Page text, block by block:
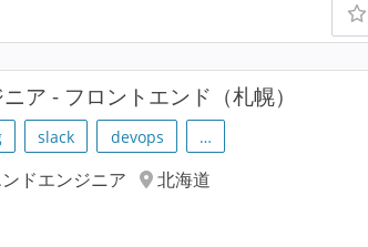
ア - フロントエンド（札幌）
slack devops …
ドエンジニア
北海道